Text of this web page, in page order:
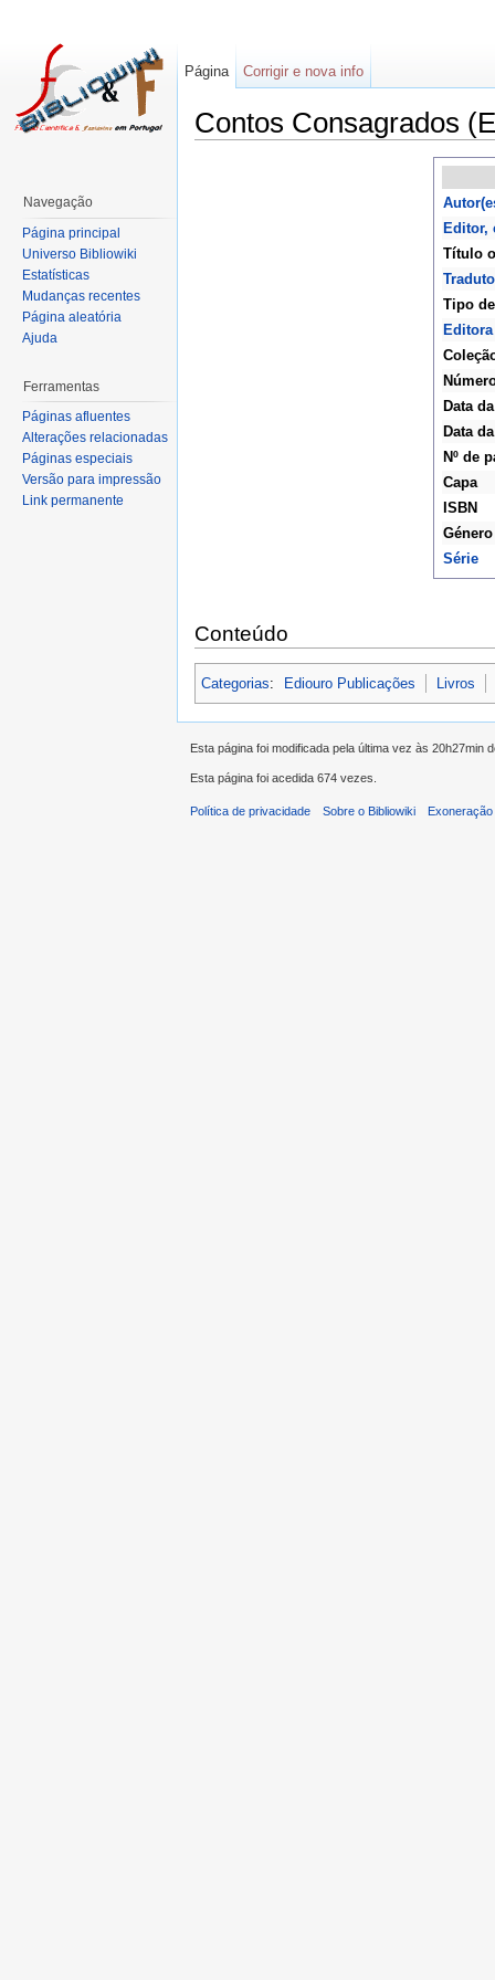
Contos Consagrados
Editor,
Título
Tipo
Editora
Data
Data
Nº de
Capa
ISBN
Género
Série
Conteúdo
Categorias: Ediouro Publicações Livros
Página Corrigir e nova info
Navegação
Página principal
Universo Bibliowiki
Estatísticas
Mudanças recentes
Página aleatória
Ajuda
Ferramentas
Páginas afluentes
Alterações relacionadas
Páginas especiais
Versão para impressão
Link permanente
Esta página foi modificada pela última vez às 20h27min
Esta página foi acedida 674 vezes.
Política de privacidade Sobre o Bibliowiki